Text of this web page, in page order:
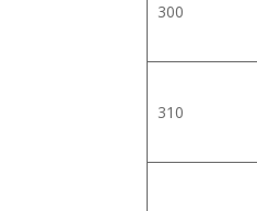
300
310